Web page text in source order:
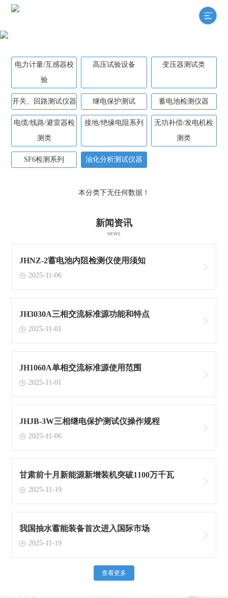
电力计量/互感器校
验
高压试验设备 变压器测试类
开关、回路测试仪器 继电保护测试 蓄电池检测仪器
电缆/线路/避雷器检
测类
接地/绝缘电阻系列
无功补偿/发电机检
测类
SF6检测系列 油化分析测试仪器
本分类下无任何数据！
新闻资讯
NEWS
JHNZ-2蓄电池内阻检测仪使用须知
2025-11-06
JH3030A三相交流标准源功能和特点
2025-11-01
JH1060A单相交流标准源使用范围
2025-11-01
JHJB-3W三相继电保护测试仪操作规程
2025-11-06
甘肃前十月新能源新增装机突破1100万千瓦
2025-11-19
我国抽水蓄能装备首次进入国际市场
2025-11-19
查看更多